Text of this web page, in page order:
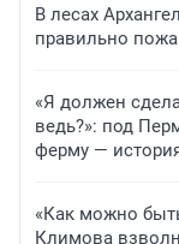
В лесах
правильно
«Я должен
ведь?»: под
ферму —
«Как можно
Климова